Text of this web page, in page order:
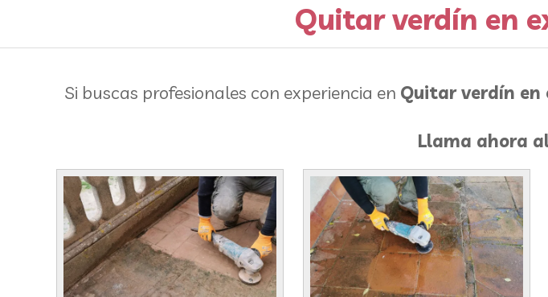
Quitar verdín en
Si buscas profesionales con experiencia en Quitar verdín en
Llama ahora